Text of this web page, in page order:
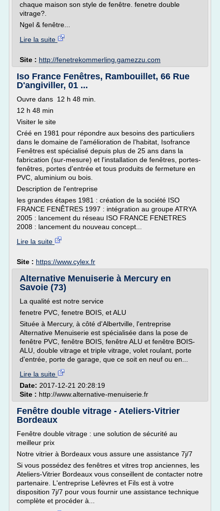
chaque maison son style de fenêtre. fenetre double
vitrage?.
Ngel & fenêtre...
Lire la suite
Site : http://fenetrekommerling.gamezzu.com
Iso France Fenêtres, Rambouillet, 66 Rue
D'angiviller, 01 ...
Ouvre dans 12 h 48 min.
12 h 48 min
Visiter le site
Créé en 1981 pour répondre aux besoins des particuliers
dans le domaine de l'amélioration de l'habitat, Isofrance
Fenêtres est spécialisé depuis plus de 25 ans dans la
fabrication (sur-mesure) et l'installation de fenêtres, portes-
fenêtres, portes d'entrée et tous produits de fermeture en
PVC, aluminium ou bois.
Description de l'entreprise
les grandes étapes 1981 : création de la société ISO
FRANCE FENÊTRES 1997 : intégration au groupe ATRYA
2005 : lancement du réseau ISO FRANCE FENETRES
2008 : lancement du nouveau concept...
Lire la suite
Site : https://www.cylex.fr
Alternative Menuiserie à Mercury en
Savoie (73)
La qualité est notre service
fenetre PVC, fenetre BOIS, et ALU
Située à Mercury, à côté d'Albertville, l'entreprise
Alternative Menuiserie est spécialisée dans la pose de
fenêtre PVC, fenêtre BOIS, fenêtre ALU et fenêtre BOIS-
ALU, double vitrage et triple vitrage, volet roulant, porte
d'entrée, porte de garage, que ce soit en neuf ou en...
Lire la suite
Date: 2017-12-21 20:28:19
Site : http://www.alternative-menuiserie.fr
Fenêtre double vitrage - Ateliers-Vitrier
Bordeaux
Fenêtre double vitrage : une solution de sécurité au
meilleur prix
Notre vitrier à Bordeaux vous assure une assistance 7j/7
Si vous possédez des fenêtres et vitres trop anciennes, les
Ateliers-Vitrier Bordeaux vous conseillent de contacter notre
partenaire. L'entreprise Lefèvres et Fils est à votre
disposition 7j/7 pour vous fournir une assistance technique
complète et procéder à...